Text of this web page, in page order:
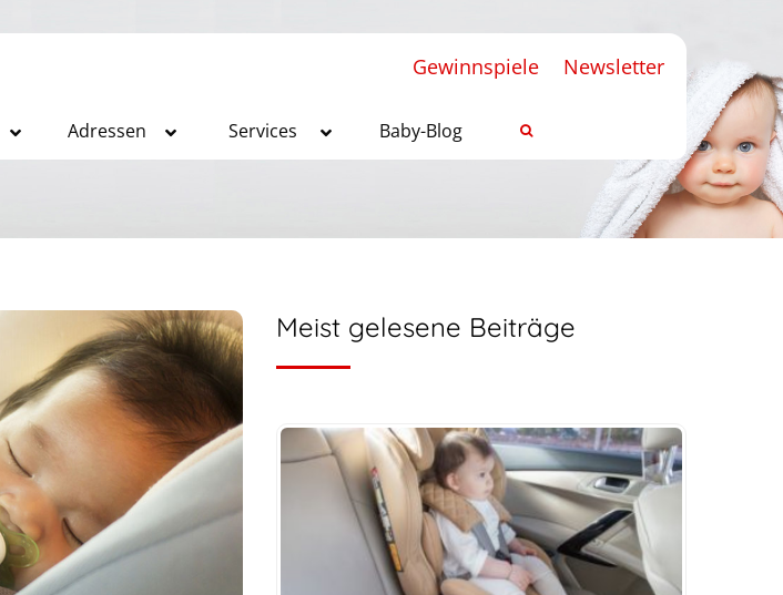
Gewinnspiele Newsletter
Adressen Services Baby-Blog
Meist gelesene Beiträge